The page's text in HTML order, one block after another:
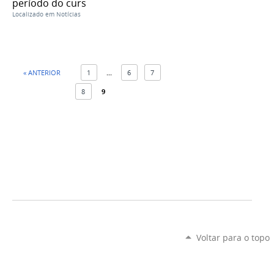
período do curs
Localizado em Notícias
« ANTERIOR 1 6 7
8 9
Voltar para o topo